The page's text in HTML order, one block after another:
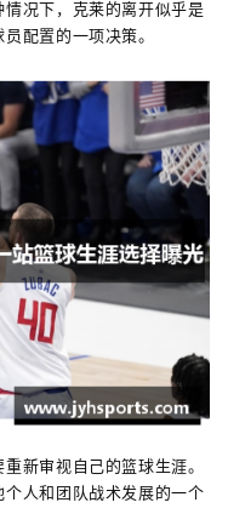
况下，克莱的离开似乎是
配置的一项决策。
新审视自己的篮球生涯。
人和团队战术发展的一个